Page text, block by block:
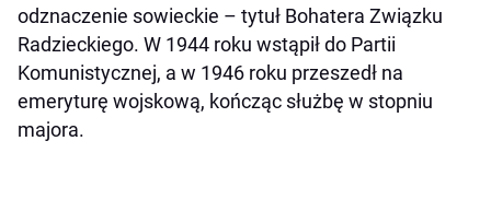
odznaczenie sowieckie – tytuł Bohatera Związku
Radzieckiego. W 1944 roku wstąpił do Partii
Komunistycznej, a w 1946 roku przeszedł na
emeryturę wojskową, kończąc służbę w stopniu
majora.